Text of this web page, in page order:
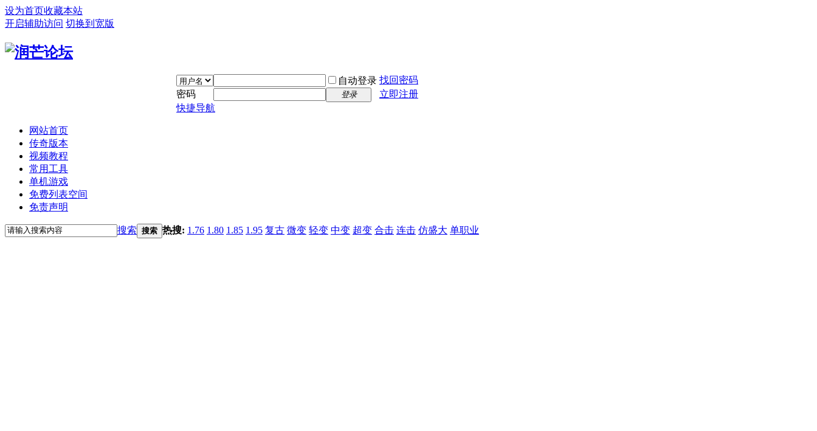
设为首页收藏本站
开启辅助访问 切换到宽版
自动登录 找回密码
密码
登录
立即注册
快捷导航
网站首页
传奇版本
视频教程
常用工具
单机游戏
免费列表空间
免责声明
搜索 搜索 热搜: 1.76 1.80 1.85 1.95 复古 微变 轻变 中变 超变 合击 连击 仿盛大 单职业